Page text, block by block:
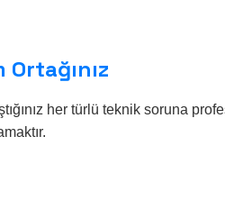
her türlü teknik soruna